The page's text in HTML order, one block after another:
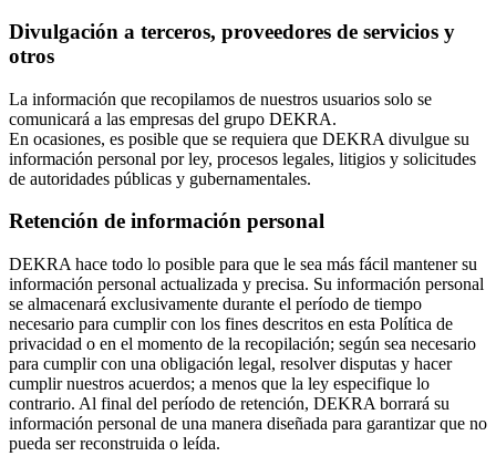
Divulgación a terceros, proveedores de servicios y
otros
La información que recopilamos de nuestros usuarios solo se
comunicará a las empresas del grupo DEKRA.
En ocasiones, es posible que se requiera que DEKRA divulgue su
información personal por ley, procesos legales, litigios y solicitudes
de autoridades públicas y gubernamentales.
Retención de información personal
DEKRA hace todo lo posible para que le sea más fácil mantener su
información personal actualizada y precisa. Su información personal
se almacenará exclusivamente durante el período de tiempo
necesario para cumplir con los fines descritos en esta Política de
privacidad o en el momento de la recopilación; según sea necesario
para cumplir con una obligación legal, resolver disputas y hacer
cumplir nuestros acuerdos; a menos que la ley especifique lo
contrario. Al final del período de retención, DEKRA borrará su
información personal de una manera diseñada para garantizar que no
pueda ser reconstruida o leída.